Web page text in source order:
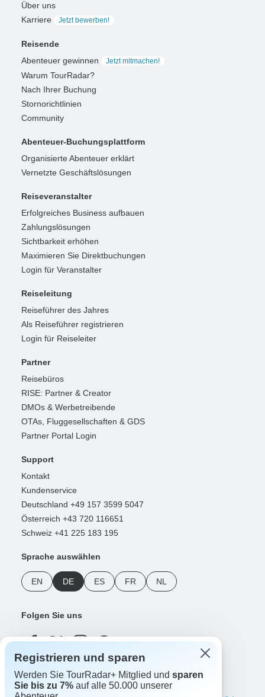
Über uns
Karriere
Jetzt bewerben!
Reisende
Abenteuer gewinnen
Jetzt mitmachen!
Warum TourRadar?
Nach Ihrer Buchung
Stornorichtlinien
Community
Abenteuer-Buchungsplattform
Organisierte Abenteuer erklärt
Vernetzte Geschäftslösungen
Reiseveranstalter
Erfolgreiches Business aufbauen
Zahlungslösungen
Sichtbarkeit erhöhen
Maximieren Sie Direktbuchungen
Login für Veranstalter
Reiseleitung
Reiseführer des Jahres
Als Reiseführer registrieren
Login für Reiseleiter
Partner
Reisebüros
RISE: Partner & Creator
DMOs & Werbetreibende
OTAs, Fluggesellschaften & GDS
Partner Portal Login
Support
Kontakt
Kundenservice
Deutschland +49 157 3599 5047
Österreich +43 720 116651
Schweiz +41 225 183 195
Sprache auswählen
EN DE ES FR NL
Folgen Sie uns
Zahlungsmethoden
Registrieren und sparen
Werden Sie TourRadar+ Mitglied und sparen
Sie bis zu 7% auf alle 50.000 unserer